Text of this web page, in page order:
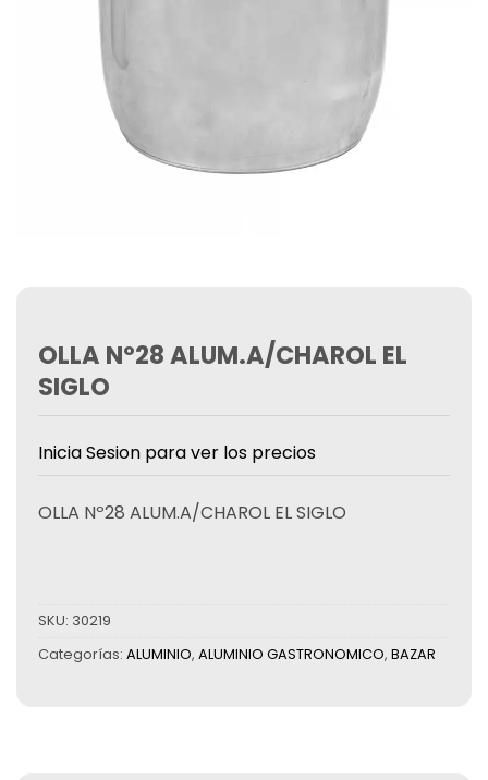
OLLA Nº28 ALUM.A/CHAROL EL
SIGLO
Inicia Sesion para ver los precios
OLLA Nº28 ALUM.A/CHAROL EL SIGLO
SKU: 30219
Categorías: ALUMINIO, ALUMINIO GASTRONOMICO, BAZAR